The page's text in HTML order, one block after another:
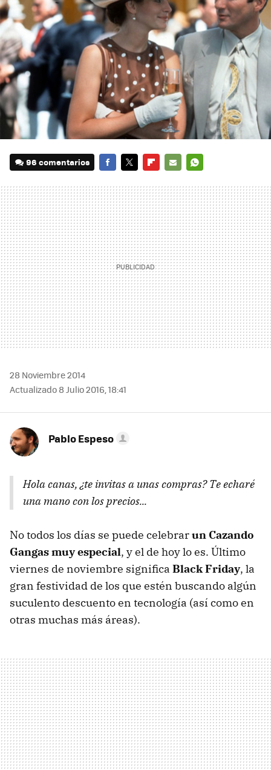
96 comentarios
MAIL
28 Noviembre 2014
Actualizado 8 Julio 2016, 18:41
Pablo Espeso
Hola canas, ¿te invitas a unas compras? Te echaré
una mano con los precios...
No todos los días se puede celebrarun Cazando
Gangas muy especial, y el de hoy lo es. Último
viernes de noviembre significa Black Friday, la
gran festividad de los que estén buscando algún
suculento descuento en tecnología (así como en
otras muchas más áreas).